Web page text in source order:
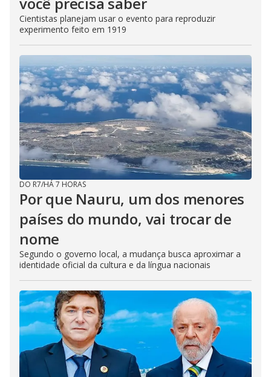
Cientistas planejam usar o evento para reproduzir
experimento feito em 1919
DO R7/HÁ 7 HORAS
Por que Nauru, um dos menores
países do mundo, vai trocar de
nome
Segundo o governo local, a mudança busca aproximar a
identidade oficial da cultura e da língua nacionais